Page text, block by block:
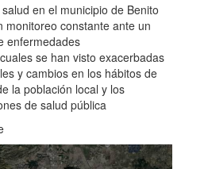
en el municipio de Benito
monitoreo constante ante un
enfermedades
se han visto exacerbadas
y cambios en los hábitos de
la población local y los
de salud pública